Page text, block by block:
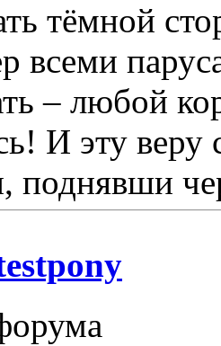
тёмной
всеми
– любой
И эту веру
поднявши